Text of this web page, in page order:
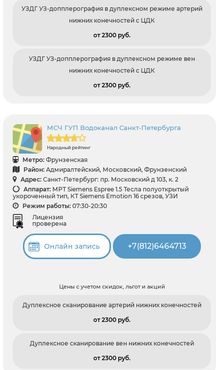
УЗДГ УЗ-допплерография в дуплексном режиме артерий
нижних конечностей с ЦДК
от 2300 pуб.
УЗДГ УЗ-допплерография в дуплексном режиме вен
нижних конечностей с ЦДК
от 2300 pуб.
МСЧ ГУП Водоканал Санкт-Петербурга
Народный рейтинг
Метро: Фрунзенская
Район: Адмиралтейский, Московский, Фрунзенский
Адрес: Санкт-Петербург: пр. Московский д 103, к. 2
Аппарат: МРТ Siemens Espree 1.5 Тесла полуоткрытый
укороченный тип, КТ Siemens Emotion 16 срезов, УЗИ
Режим работы: 07:30-20:30
Лицензия
проверена
Онлайн запись +7(812)6464713
Цены с учетом скидок, льгот и акций
Дуплексное сканирование артерий нижних конечностей
от 2300 pуб.
Дуплексное сканирование вен нижних конечностей
от 2300 pуб.